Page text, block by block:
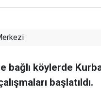
bağlı köylerde
başlatıldı.